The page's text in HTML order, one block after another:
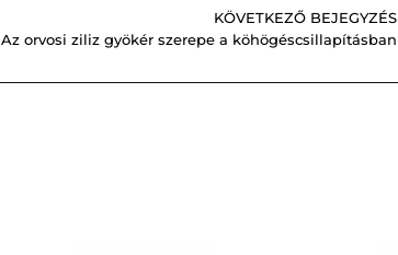
KÖVETKEZŐ BEJEGYZÉS
Az orvosi ziliz gyökér szerepe a köhögéscsillapításban